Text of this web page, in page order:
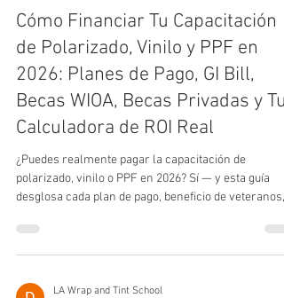
Cómo Financiar Tu Capacitación
de Polarizado, Vinilo y PPF en
2026: Planes de Pago, GI Bill,
Becas WIOA, Becas Privadas y Tu
Calculadora de ROI Real
¿Puedes realmente pagar la capacitación de
polarizado, vinilo o PPF en 2026? Sí — y esta guía
desglosa cada plan de pago, beneficio de veteranos,
disponible para estudiantes de California, más una
calculadora de ROI real para saber cuándo tu
LA Wrap and Tint School